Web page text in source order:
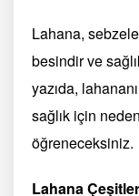
Lahana,
besindir ve
yazıda,
sağlık için
öğreneceksiniz.
Lahana